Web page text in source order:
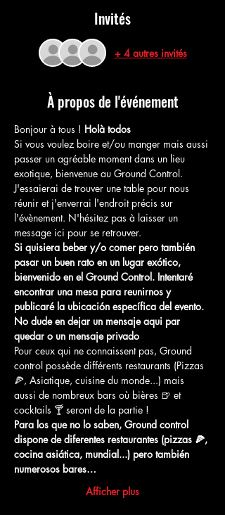
Invités
+ 4 autres invités
À propos de l'événement
Bonjour à tous ! Holà todos
Si vous voulez boire et/ou manger mais aussi
passer un agréable moment dans un lieu
exotique, bienvenue au Ground Control.
J'essaierai de trouver une table pour nous
réunir et j'enverrai l'endroit précis sur
l'évènement. N'hésitez pas à laisser un
message ici pour se retrouver.
Si quisiera beber y/o comer pero también
pasar un buen rato en un lugar exótico,
bienvenido en el Ground Control. Intentaré
encontrar una mesa para reunirnos y
publicaré la ubicación específica del evento.
No dude en dejar un mensaje aqui par
quedar o un mensaje privado
Pour ceux qui ne connaissent pas, Ground
control possède différents restaurants (Pizzas
🍕, Asiatique, cuisine du monde...) mais
aussi de nombreux bars où bières 🍺 et
cocktails 🍸 seront de la partie !
Para los que no lo saben, Ground control
dispone de diferentes restaurantes (pizzas 🍕,
cocina asiática, mundial...) pero también
numerosos bares…
Afficher plus